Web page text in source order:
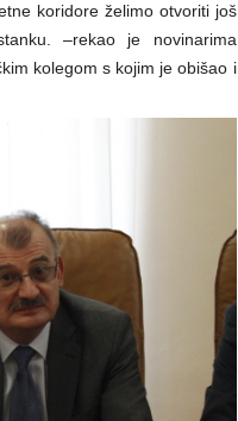
koridore želimo otvoriti još
–rekao je novinarima
kolegom s kojim je obišao i